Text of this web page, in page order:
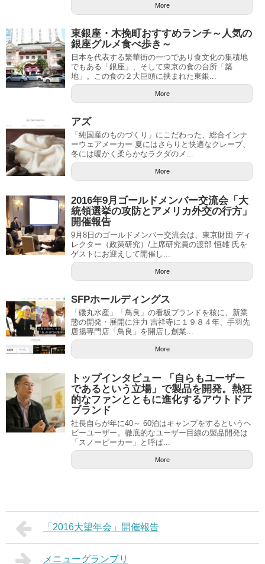
More
東銀座・木挽町おすすめランチ～人気の
銀座グルメ食べ歩き～
日本を代表する繁華街の一つであり食文化の集積地
でもある「銀座」、そして東京の食の台所「築
地」。この食の２大巨頭に挟まれた東銀...
More
アズ
「純国産のものづくり」にこだわった、総合インナ
ーウェアメーカー 夏にはさらりと快適なクレープ、
冬には暖かく柔らかなラクダのメ...
More
2016年9月ゴールドメンバー交流会「大
統領選挙の攻防とアメリカ外交の行方」
開催報告
9月8日のゴールドメンバー交流会は、東京財団 ディ
レクター（政策研究）/上席研究員の渡部 恒雄 氏を
ゲストにお迎えして開催し...
More
SFPホールディングス
「磯丸水産」「鳥良」の看板ブランドを核に、新業
態の開発・展開に注力 吉祥寺に１９８４年、手羽先
唐揚専門店「鳥良」を開店し創業...
More
トップインタビュー 「自らもユーザー
であるという立場」で製品を開発。熱狂
的なファンとともに進化するアウトドア
ブランド
社長自らが年に40～ 60泊はキャンプをするというヘ
ビーユーザー。徹底的なユーザー目線の製品開発は
「スノーピーカー」と呼ば...
More
「2016大望年会」開催報告
メニューグランプリ